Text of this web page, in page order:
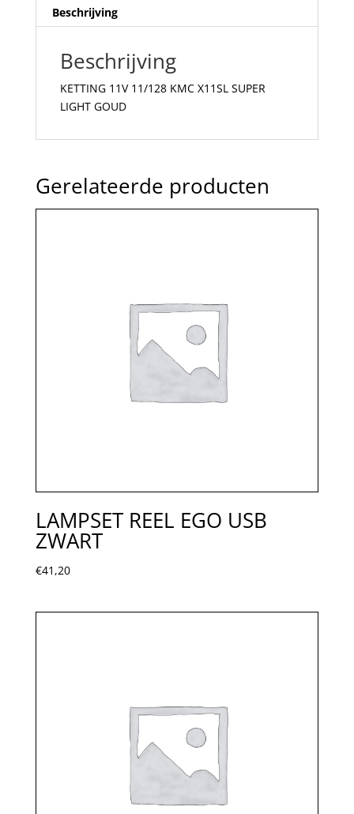
Beschrijving
Beschrijving
KETTING 11V 11/128 KMC X11SL SUPER
LIGHT GOUD
Gerelateerde producten
LAMPSET REEL EGO USB
ZWART
€41,20